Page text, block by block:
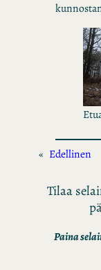
« Edellinen
Tilaa
Paina